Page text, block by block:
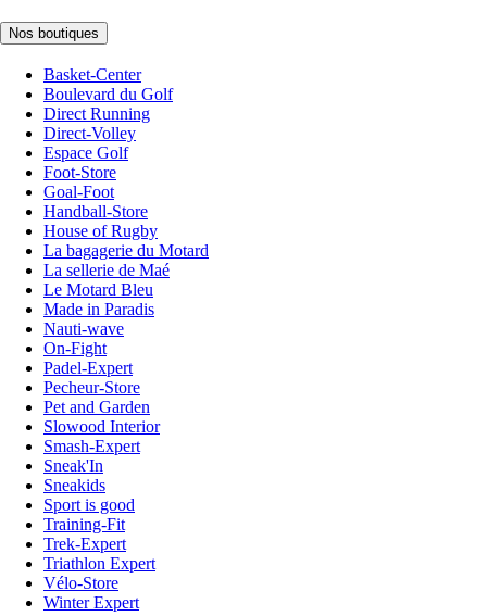
Nos boutiques
Basket-Center
Boulevard du Golf
Direct Running
Direct-Volley
Espace Golf
Foot-Store
Goal-Foot
Handball-Store
House of Rugby
La bagagerie du Motard
La sellerie de Maé
Le Motard Bleu
Made in Paradis
Nauti-wave
On-Fight
Padel-Expert
Pecheur-Store
Pet and Garden
Slowood Interior
Smash-Expert
Sneak'In
Sneakids
Sport is good
Training-Fit
Trek-Expert
Triathlon Expert
Vélo-Store
Winter Expert